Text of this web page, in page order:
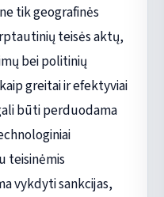
tik geografinės
teisės aktų,
bei politinių
greitai ir efektyviai
būti perduodama
teisinėmis
vykdyti sankcijas,